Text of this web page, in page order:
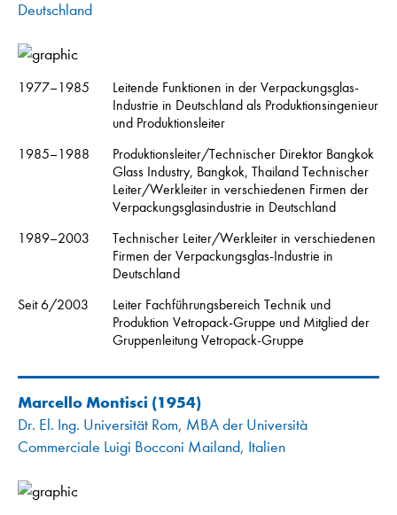
Deutschland
1977–1985
Leitende Funktionen in der Verpackungsglas-
Industrie in Deutschland als Produktionsingenieur
und Produktionsleiter
1985–1988
Produktionsleiter/Technischer Direktor Bangkok
Glass Industry, Bangkok, Thailand Technischer
Leiter/Werkleiter in verschiedenen Firmen der
Verpackungsglasindustrie in Deutschland
1989–2003
Technischer Leiter/Werkleiter in verschiedenen
Firmen der Verpackungsglas-Industrie in
Deutschland
Seit 6/2003
Leiter Fachführungsbereich Technik und
Produktion Vetropack-Gruppe und Mitglied der
Gruppenleitung Vetropack-Gruppe
Marcello Montisci (1954)
Dr. El. Ing. Universität Rom, MBA der Università
Commerciale Luigi Bocconi Mailand, Italien